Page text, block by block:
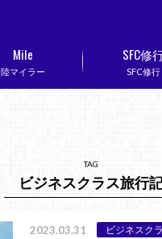
陸マイラー
Mile
SFC修行
SFC修
TAG
ビジネスクラス旅行
2023.03.31 ビジネスク